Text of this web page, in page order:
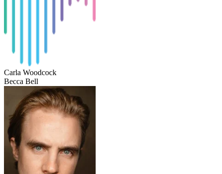
Carla Woodcock
Becca Bell